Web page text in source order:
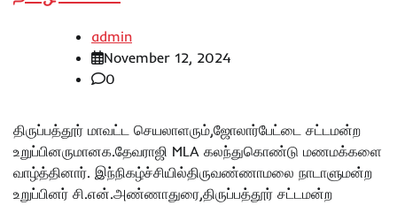
admin
November 12, 2024
0
திருப்பத்தூர் மாவட்ட செயலாளரும்,ஜோலார்பேட்டை சட்டமன்ற
உறுப்பினருமானக.தேவராஜி MLA கலந்துகொண்டு மணமக்களை
வாழ்த்தினார். இந்நிகழ்ச்சியில்திருவண்ணாமலை நாடாளுமன்ற
உறுப்பினர் சி.என்.அண்ணாதுரை,திருப்பத்தூர் சட்டமன்ற